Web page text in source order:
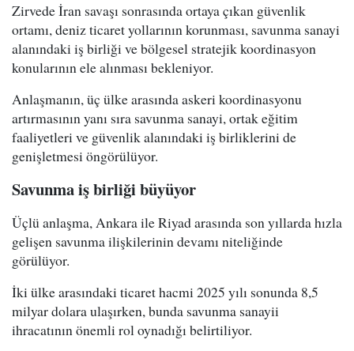
Zirvede İran savaşı sonrasında ortaya çıkan güvenlik
ortamı, deniz ticaret yollarının korunması, savunma sanayi
alanındaki iş birliği ve bölgesel stratejik koordinasyon
konularının ele alınması bekleniyor.
Anlaşmanın, üç ülke arasında askeri koordinasyonu
artırmasının yanı sıra savunma sanayi, ortak eğitim
faaliyetleri ve güvenlik alanındaki iş birliklerini de
genişletmesi öngörülüyor.
Savunma iş birliği büyüyor
Üçlü anlaşma, Ankara ile Riyad arasında son yıllarda hızla
gelişen savunma ilişkilerinin devamı niteliğinde
görülüyor.
İki ülke arasındaki ticaret hacmi 2025 yılı sonunda 8,5
milyar dolara ulaşırken, bunda savunma sanayii
ihracatının önemli rol oynadığı belirtiliyor.